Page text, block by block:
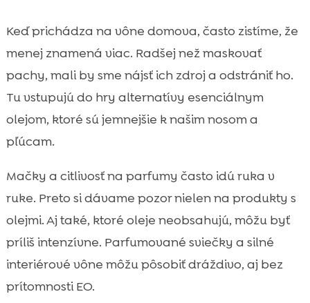
Keď prichádza na vône domova, často zistíme, že
menej znamená viac. Radšej než maskovať
pachy, mali by sme nájsť ich zdroj a odstrániť ho.
Tu vstupujú do hry alternatívy esenciálnym
olejom, ktoré sú jemnejšie k našim nosom a
pľúcam.
Mačky a citlivosť na parfumy často idú ruka v
ruke. Preto si dávame pozor nielen na produkty s
olejmi. Aj také, ktoré oleje neobsahujú, môžu byť
príliš intenzívne. Parfumované sviečky a silné
interiérové vône môžu pôsobiť dráždivo, aj bez
prítomnosti EO.